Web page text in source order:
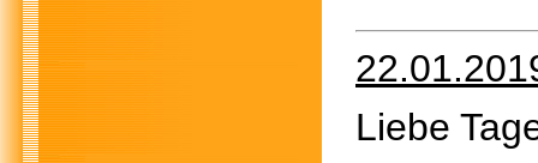
Liebe